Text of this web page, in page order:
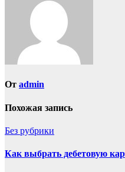
От admin
Похожая запись
Без рубрики
Как выбрать дебетовую